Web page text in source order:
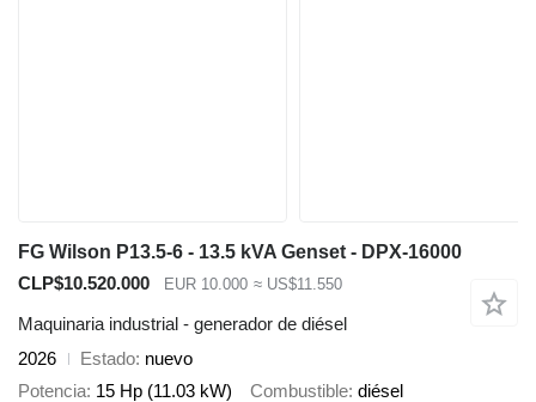
FG Wilson P13.5-6 - 13.5 kVA Genset - DPX-16000
CLP$10.520.000
EUR 10.000 ≈ US$11.550
Maquinaria industrial - generador de diésel
2026
Estado nuevo
Potencia 15 Hp (11.03 kW) Combustible diésel